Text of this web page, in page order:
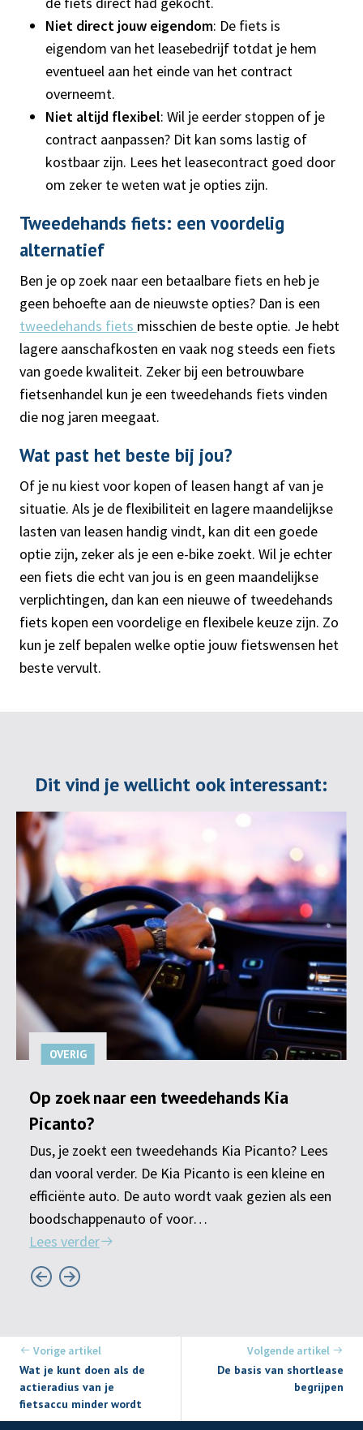
Niet direct jouw eigendom: De fiets is
eigendom van het leasebedrijf totdat je hem
eventueel aan het einde van het contract
overneemt.
Niet altijd flexibel: Wil je eerder stoppen of je
contract aanpassen? Dit kan soms lastig of
kostbaar zijn. Lees het leasecontract goed door
om zeker te weten wat je opties zijn.
Tweedehands fiets: een voordelig
alternatief
Ben je op zoek naar een betaalbare fiets en heb je
geen behoefte aan de nieuwste opties? Dan is een
tweedehands fiets misschien de beste optie. Je hebt
lagere aanschafkosten en vaak nog steeds een fiets
van goede kwaliteit. Zeker bij een betrouwbare
fietsenhandel kun je een tweedehands fiets vinden
die nog jaren meegaat.
Wat past het beste bij jou?
Of je nu kiest voor kopen of leasen hangt af van je
situatie. Als je de flexibiliteit en lagere maandelijkse
lasten van leasen handig vindt, kan dit een goede
optie zijn, zeker als je een e-bike zoekt. Wil je echter
een fiets die echt van jou is en geen maandelijkse
verplichtingen, dan kan een nieuwe of tweedehands
fiets kopen een voordelige en flexibele keuze zijn. Zo
kun je zelf bepalen welke optie jouw fietswensen het
beste vervult.
Dit vind je wellicht ook interessant:
OVERIG
Op zoek naar een tweedehands Kia
Picanto?
Dus, je zoekt een tweedehands Kia Picanto? Lees
dan vooral verder. De Kia Picanto is een kleine en
efficiënte auto. De auto wordt vaak gezien als een
boodschappenauto of voor…
Lees verder
Vorige artikel
Wat je kunt doen als de
actieradius van je
fietsaccu minder wordt
Volgende artikel
De basis van shortlease
begrijpen